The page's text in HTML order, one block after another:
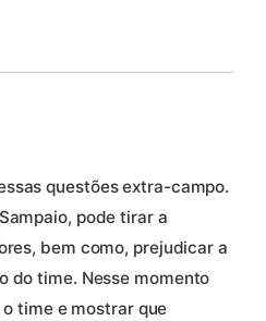
questões extra-campo.
pode tirar a
bem como, prejudicar a
do time. Nesse momento
time e mostrar que